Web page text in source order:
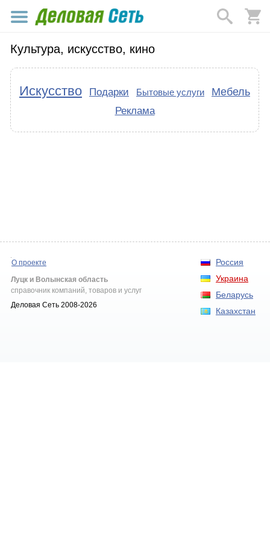
Культура, искусство, кино
Искусство Подарки Бытовые услуги Мебель
Реклама
Россия
Украина
Беларусь
Казахстан
О проекте
Луцк и Волынская область
справочник компаний, товаров и услуг
Деловая Сеть 2008-2026